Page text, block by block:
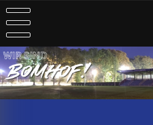
to
content